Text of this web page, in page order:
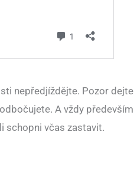
nepředjíždějte. Pozor dejte
A vždy především
schopni včas zastavit.